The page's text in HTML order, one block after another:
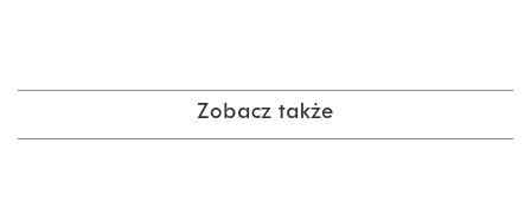
Zobacz także